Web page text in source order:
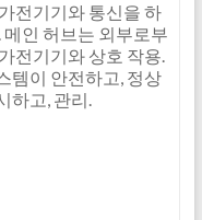
전기기와 통신을 하
인 허브는 외부로부
전기기와 상호 작용.
템이 안전하고, 정상
하고, 관리.